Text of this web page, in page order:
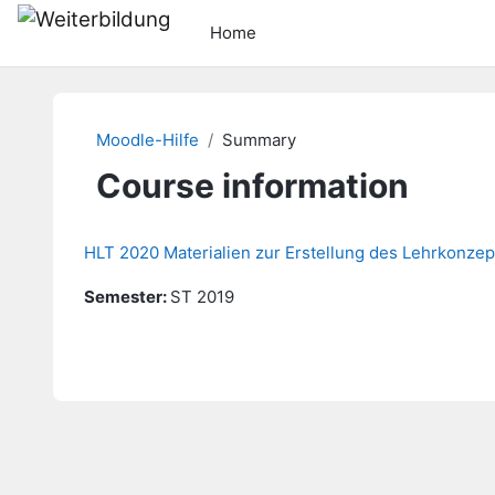
Skip to main content
Home
Moodle-Hilfe Summary
Course information
HLT 2020 Materialien zur Erstellung des
Semester: ST 2019